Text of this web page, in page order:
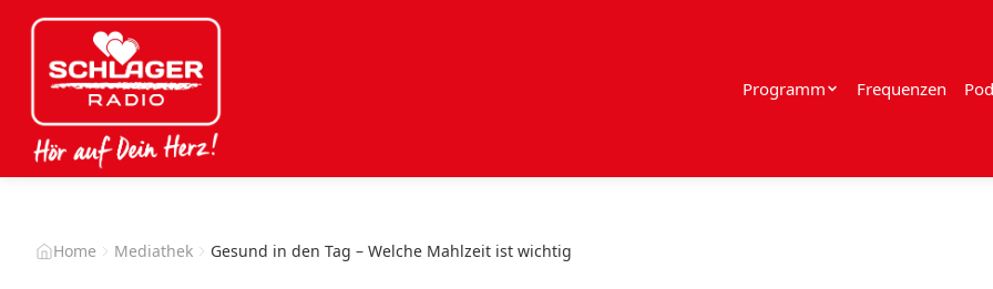
Programm Frequenzen
Home Mediathek Gesund in den Tag – Welche Mahlzeit ist wichtig